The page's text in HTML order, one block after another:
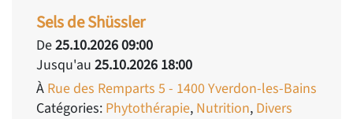
Sels de Shüssler
De25.10.2026 09:00
Jusqu'au 25.10.2026 18:00
À Rue des Remparts 5 - 1400 Yverdon-les-Bains
Catégories: Phytothérapie, Nutrition, Divers